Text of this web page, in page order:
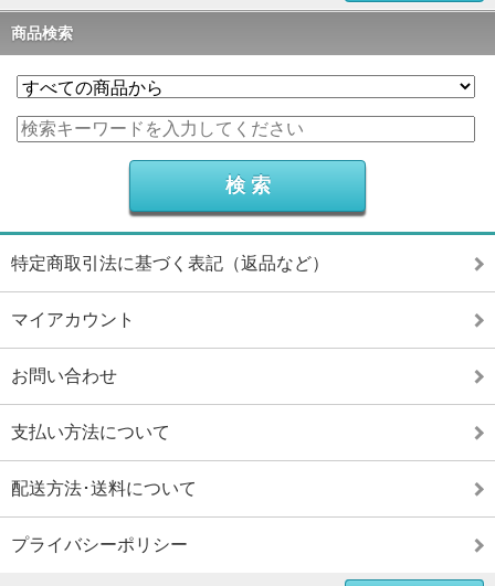
商品検索
特定商取引法に基づく表記（返品など）
マイアカウント
お問い合わせ
支払い方法について
配送方法･送料について
プライバシーポリシー